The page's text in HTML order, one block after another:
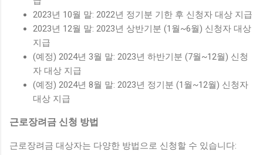
2023년 10월 말: 2022년 정기분 기한 후 신청자 대상 지급
2023년 12월 말: 2023년 상반기분 (1월~6월) 신청자 대상
지급
(예정) 2024년 3월 말: 2023년 하반기분 (7월~12월) 신청
자 대상 지급
(예정) 2024년 8월 말: 2023년 정기분 (1월~12월) 신청자
대상 지급
근로장려금 신청 방법
근로장려금 대상자는 다양한 방법으로 신청할 수 있습니다: